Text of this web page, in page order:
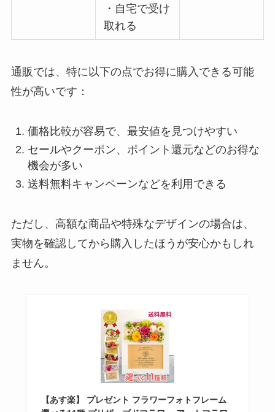
・自宅で受け
取れる
通販では、特に以下の点でお得に購入できる可能
性が高いです：
価格比較が容易で、最安値を見つけやすい
セールやクーポン、ポイント還元などのお得な
機会が多い
送料無料キャンペーンなどを利用できる
ただし、高額な商品や特殊なデザインの場合は、
実物を確認してから購入したほうが安心かもしれ
ません。
【あす楽】 プレゼント フラワーフォトフレーム